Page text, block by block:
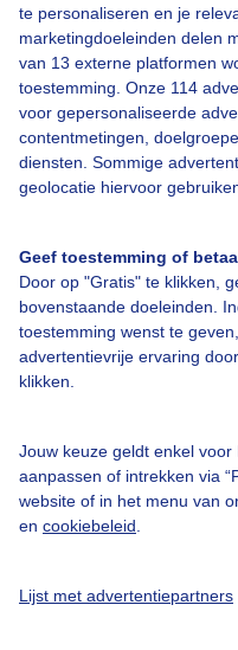
te personaliseren en je
marketingdoeleinden delen
van 13 externe platformen
toestemming. Onze 114
voor gepersonaliseerde
contentmetingen,
diensten. Sommige
geolocatie hiervoor
Geef toestemming of
Door op "Gratis" te klikken,
bovenstaande doeleinden.
toestemming wenst te
advertentievrije ervaring
klikken.
Jouw keuze geldt enkel
aanpassen of intrekken via
website of in het menu van
en cookiebeleid
Lijst met advertentiepartners
Over Buienradar
Veelgestelde vragen
Contact
Toegankelijkheid
Gebruikersvoorwaarden
Buienradar Team
Privacy beleid